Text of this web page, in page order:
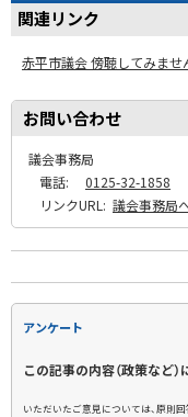
関連リンク
赤平市議会 傍聴してみませ
お問い合わせ
議会事務局
電話:
0125-32-1858
リンクURL: 議会事務局
アンケート
この記事の内容（政策など
いただいたご意見については、原則